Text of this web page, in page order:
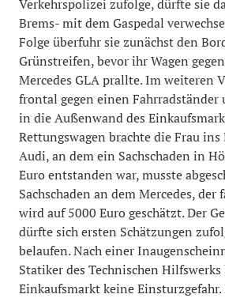
Verkehrspolizei zufolge, dürfte sie
Brems- mit dem Gaspedal
Folge überfuhr sie zunächst den
Grünstreifen, bevor ihr Wagen
Mercedes GLA prallte. Im weiteren
frontal gegen einen Fahrradständer
in die Außenwand des
Rettungswagen brachte die Frau ins
Audi, an dem ein Sachschaden in
Euro entstanden war, musste
Sachschaden an dem Mercedes,
wird auf 5000 Euro geschätzt. Der
dürfte sich ersten Schätzungen
belaufen. Nach einer
Statiker des Technischen
Einkaufsmarkt keine Einsturzgefahr.